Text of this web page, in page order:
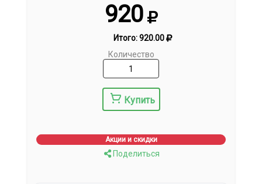
920
Итого:920.00
Количество
Купить
Акции и скидки
Поделиться